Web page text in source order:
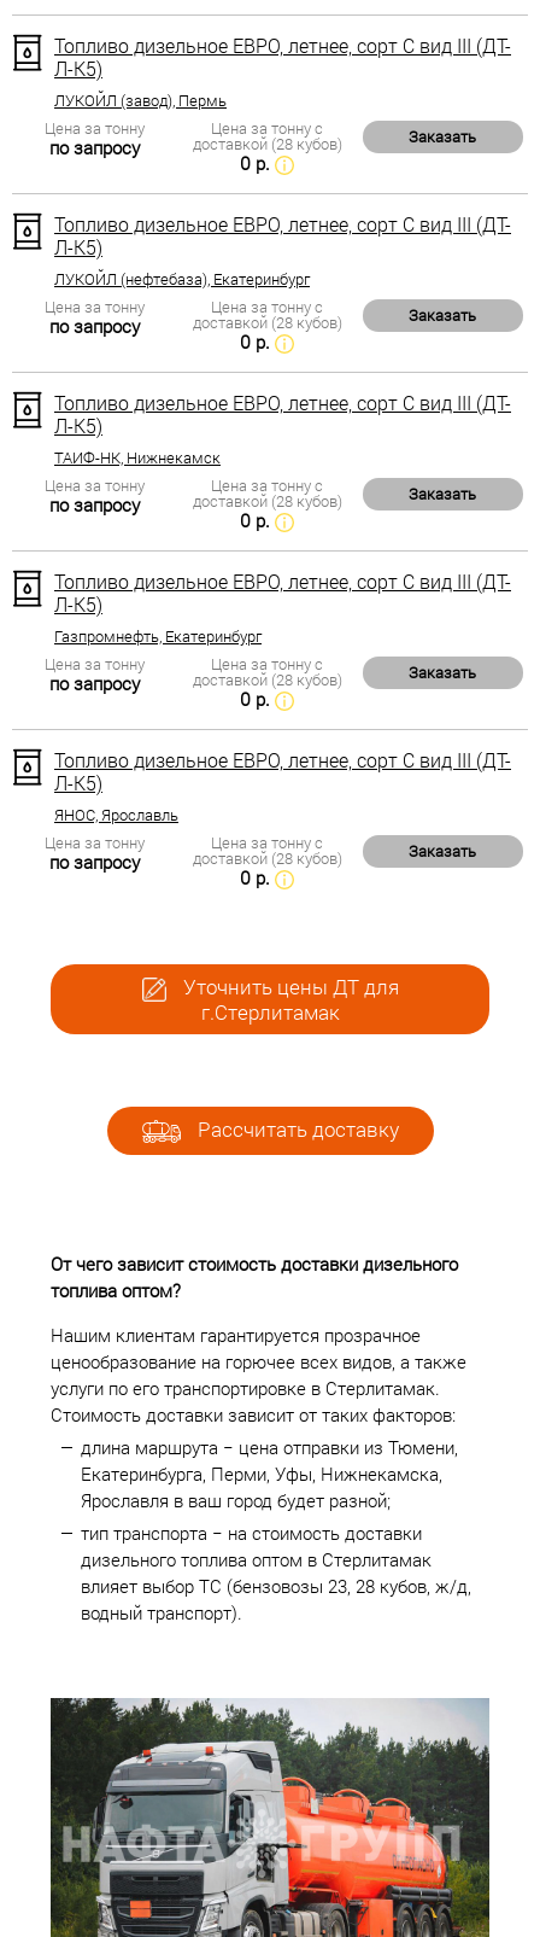
Топливо дизельное ЕВРО, летнее, сорт С вид III (ДТ-
Л-К5)
ЛУКОЙЛ (завод), Пермь
Цена за тонну
по запросу
Цена за тонну с
доставкой (28 кубов)
0 р.
Заказать
Топливо дизельное ЕВРО, летнее, сорт С вид III (ДТ-
Л-К5)
ЛУКОЙЛ (нефтебаза), Екатеринбург
Цена за тонну
по запросу
Цена за тонну с
доставкой (28 кубов)
0 р.
Заказать
Топливо дизельное ЕВРО, летнее, сорт С вид III (ДТ-
Л-К5)
ТАИФ-НК, Нижнекамск
Цена за тонну
по запросу
Цена за тонну с
доставкой (28 кубов)
0 р.
Заказать
Топливо дизельное ЕВРО, летнее, сорт С вид III (ДТ-
Л-К5)
Газпромнефть, Екатеринбург
Цена за тонну
по запросу
Цена за тонну с
доставкой (28 кубов)
0 р.
Заказать
Топливо дизельное ЕВРО, летнее, сорт С вид III (ДТ-
Л-К5)
ЯНОС, Ярославль
Цена за тонну
по запросу
Цена за тонну с
доставкой (28 кубов)
0 р.
Заказать
Уточнить цены ДТ для
г.Стерлитамак
Рассчитать доставку
От чего зависит стоимость доставки дизельного
топлива оптом?
Нашим клиентам гарантируется прозрачное
ценообразование на горючее всех видов, а также
услуги по его транспортировке в Стерлитамак.
Стоимость доставки зависит от таких факторов:
длина маршрута − цена отправки из Тюмени,
Екатеринбурга, Перми, Уфы, Нижнекамска,
Ярославля в ваш город будет разной;
тип транспорта − на стоимость доставки
дизельного топлива оптом в Стерлитамак
влияет выбор ТС (бензовозы 23, 28 кубов, ж/д,
водный транспорт).